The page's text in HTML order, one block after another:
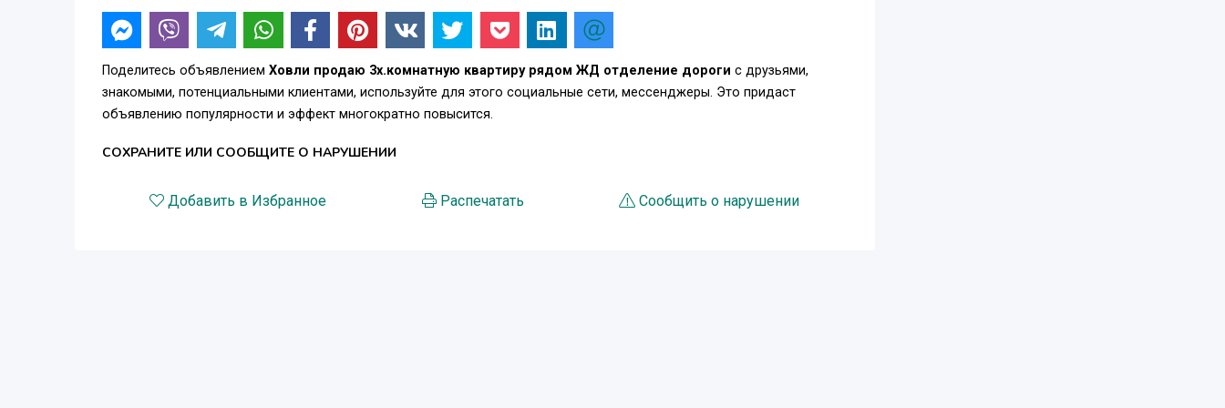
Поделитесь объявлением Ховли продаю 3х.комнатную квартиру рядом ЖД отделение дороги с друзьями,
знакомыми, потенциальными клиентами, используйте для этого социальные сети, мессенджеры. Это придаст
объявлению популярности и эффект многократно повысится.
СОХРАНИТЕ ИЛИ СООБЩИТЕ О НАРУШЕНИИ
Добавить в Избранное Распечатать Сообщить о нарушении